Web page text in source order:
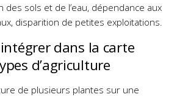
des sols et de l’eau, dépendance aux
disparition de petites exploitations.
dans la carte
d’agriculture
de plusieurs plantes sur une